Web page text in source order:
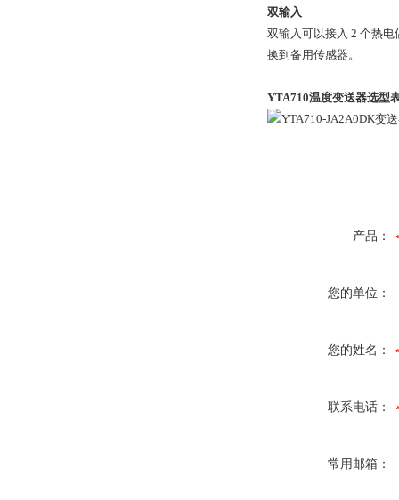
双输入
双输入可以接入 2 个热
换到备用传感器。
YTA710温度变送器选型
产品：
您的单位：
您的姓名：
联系电话：
常用邮箱：